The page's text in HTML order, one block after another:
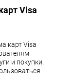
Visa
карт Visa
и покупки.